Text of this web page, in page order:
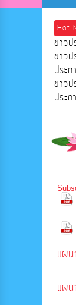
Hot
ข่าว
ข่าว
ประ
ข่าว
ประ
แผ
แผ